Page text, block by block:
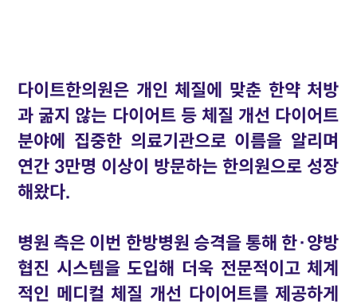
다이트한의원은 개인 체질에 맞춘 한약 처방
과 굶지 않는 다이어트 등 체질 개선 다이어트
분야에 집중한 의료기관으로 이름을 알리며
연간 3만명 이상이 방문하는 한의원으로 성장
해왔다.
병원 측은 이번 한방병원 승격을 통해 한·양방
협진 시스템을 도입해 더욱 전문적이고 체계
적인 메디컬 체질 개선 다이어트를 제공하게